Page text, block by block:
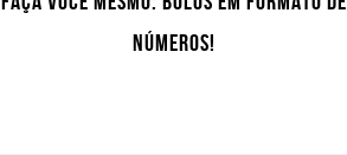
NÚMEROS!